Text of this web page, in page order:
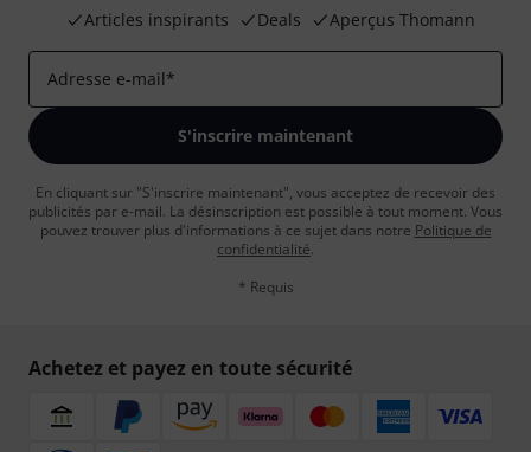
Articles inspirants
Deals Aperçus Thomann
Adresse e-mail*
S'inscrire maintenant
En cliquant sur "S'inscrire maintenant", vous acceptez de recevoir des
publicités par e-mail. La désinscription est possible à tout moment. Vous
pouvez trouver plus d'informations à ce sujet dans notre Politique de
confidentialité.
* Requis
Achetez et payez en toute sécurité